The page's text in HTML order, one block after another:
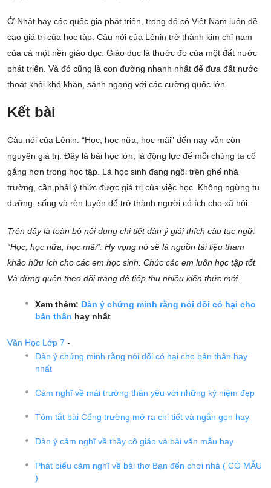
Ở Nhật hay các quốc gia phát triển, trong đó có Việt Nam luôn đề
cao giá trị của học tập. Câu nói của Lênin trở thành kim chỉ nam
của cả một nền giáo dục. Giáo dục là thước đo của một đất nước
phát triển. Và đó cũng là con đường nhanh nhất để đưa đất nước
thoát khỏi khó khăn, sánh ngang với các cường quốc lớn.
Kết bài
Câu nói của Lênin: “Học, học nữa, học mãi” đến nay vẫn còn
nguyên giá trị. Đây là bài học lớn, là động lực để mỗi chúng ta cố
gắng hơn trong học tập. Là học sinh đang ngồi trên ghế nhà
trường, cần phải ý thức được giá trị của việc học. Không ngừng tu
dưỡng, sống và rèn luyện để trở thành người có ích cho xã hội.
Trên đây là toàn bộ nội dung chi tiết dàn ý giải thích câu tục ngữ:
“Học, học nữa, học mãi”. Hy vọng nó sẽ là nguồn tài liệu tham
khảo hữu ích cho các em học sinh. Chúc các em luôn học tập tốt.
Và đừng quên theo dõi trang để tiếp thu nhiều kiến thức mới.
Xem thêm: Dàn ý chứng minh rằng nói dối có hại cho
bản thân hay nhất
Văn Học Lớp 7 -
Dàn ý chứng minh rằng nói dối có hại cho bản thân hay
nhất
Cảm nghĩ về mái trường thân yêu với những kỷ niệm đẹp
Tóm tắt bài Cổng trường mở ra chi tiết và ngắn gọn hay
Dàn ý cảm nghĩ về thầy cô giáo và bài văn mẫu hay
Phát biểu cảm nghĩ về bài thơ Bạn đến chơi nhà ( CÓ MẪU
)